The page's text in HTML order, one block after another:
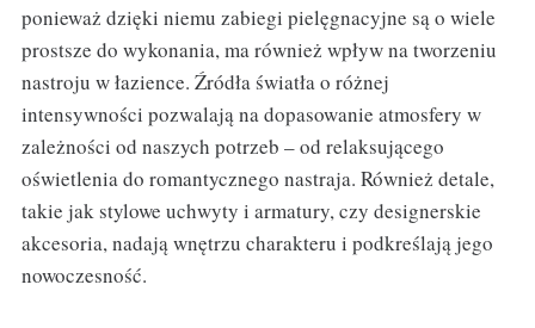
ponieważ dzięki niemu zabiegi pielęgnacyjne są o wiele
prostsze do wykonania, ma również wpływ na tworzeniu
nastroju w łazience. Źródła światła o różnej
intensywności pozwalają na dopasowanie atmosfery w
zależności od naszych potrzeb – od relaksującego
oświetlenia do romantycznego nastraja. Również detale,
takie jak stylowe uchwyty i armatury, czy designerskie
akcesoria, nadają wnętrzu charakteru i podkreślają jego
nowoczesność.